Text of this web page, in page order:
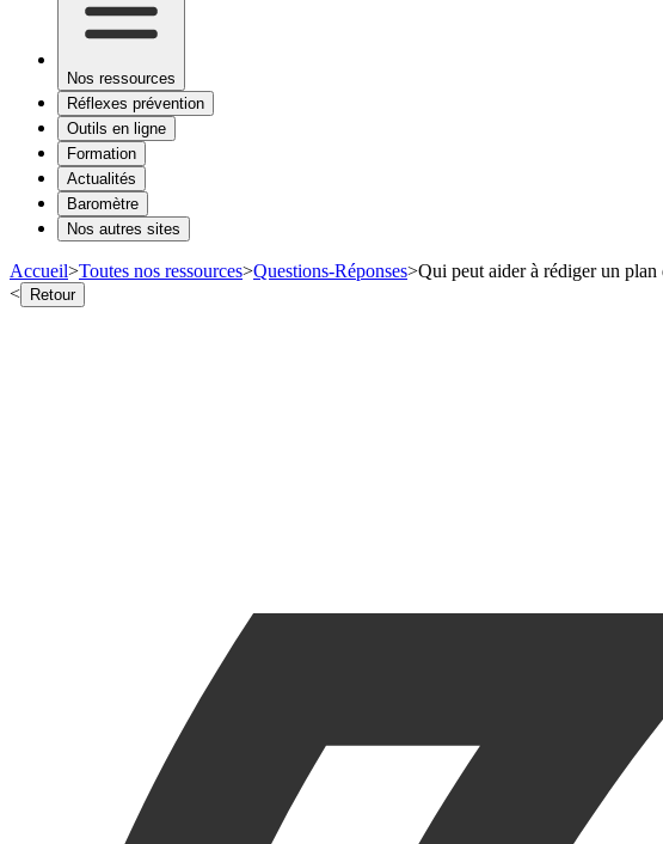
Nos ressources
Réflexes prévention
Outils en ligne
Formation
Actualités
Baromètre
Nos autres sites
Accueil>Toutes nos ressources>Questions-Réponses>Qui peut aider à rédiger un plan
< Retour